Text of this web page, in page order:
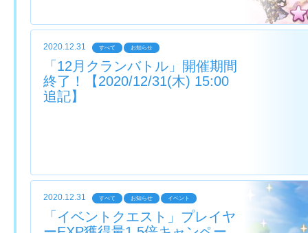
2020.12.31 すべて お知らせ
「12月クランバトル」開催期間
終了！【2020/12/31(木) 15:00
追記】
2020.12.31 すべて お知らせ イベント
「イベントクエスト」プレイヤ